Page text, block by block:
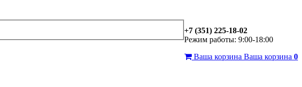
+7 (351) 225-18-02
Режим работы: 9:00-18:00
Ваша корзина Ваша корзина 0